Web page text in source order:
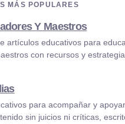
MÁS POPULARES
Y Maestros
artículos educativos para
con recursos y
para acompañar y
sin juicios ni críticas,